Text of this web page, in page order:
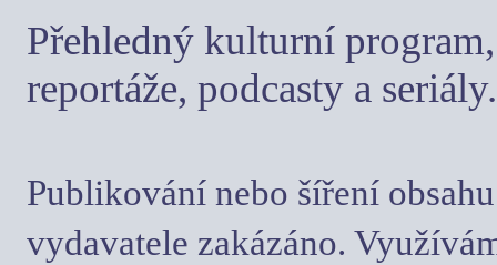
Přehledný kulturní
reportáže, podcasty a seriály.
Publikování nebo šíření
vydavatele zakázáno.